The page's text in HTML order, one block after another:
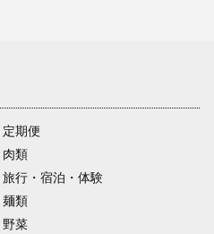
定期便
肉類
旅行・宿泊・体験
麺類
野菜